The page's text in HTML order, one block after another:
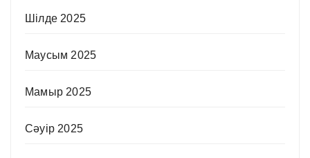
Шілде 2025
Маусым 2025
Мамыр 2025
Сәуір 2025